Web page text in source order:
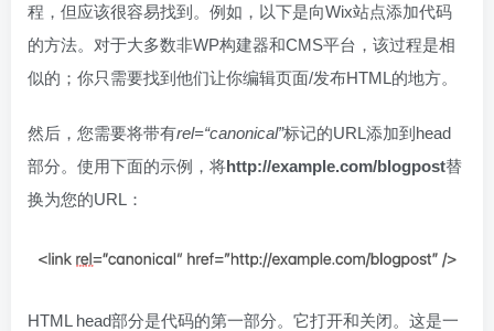
程，但应该很容易找到。例如，以下是向Wix站点添加代码
的方法。对于大多数非WP构建器和CMS平台，该过程是相
似的；你只需要找到他们让你编辑页面/发布HTML的地方。
然后，您需要将带有rel=“canonical”标记的URL添加到head
部分。使用下面的示例，将http://example.com/blogpost替
换为您的URL：
HTML head部分是代码的第一部分。它打开和关闭。这是一